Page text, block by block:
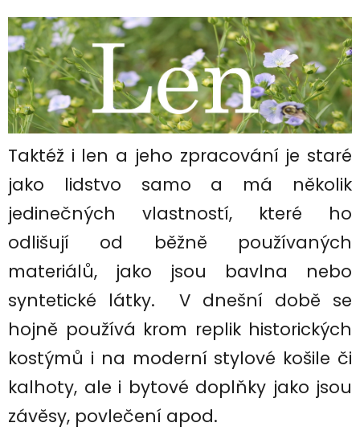
Taktéž i len a jeho zpracování je staré
jako lidstvo samo a má několik
jedinečných vlastností, které ho
odlišují od běžně používaných
materiálů, jako jsou bavlna nebo
syntetické látky. V dnešní době se
hojně používá krom replik historických
kostýmů i na moderní stylové košile či
kalhoty, ale i bytové doplňky jako jsou
závěsy, povlečení apod.